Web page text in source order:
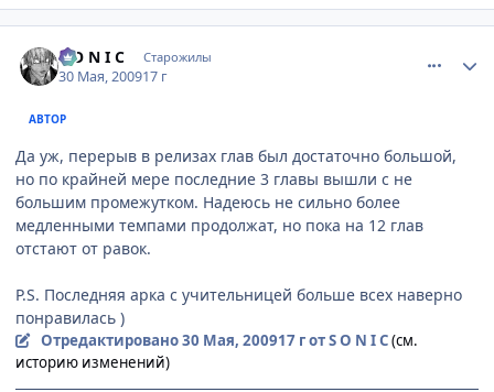
S O N I C Старожилы
30 Мая, 200917 г
АВТОР
Да уж, перерыв в релизах глав был достаточно большой,
но по крайней мере последние 3 главы вышли с не
большим промежутком. Надеюсь не сильно более
медленными темпами продолжат, но пока на 12 глав
отстают от равок.
P.S. Последняя арка с учительницей больше всех наверно
понравилась )
Отредактировано30 Мая, 200917 гот S O N I C(см.
историю изменений)